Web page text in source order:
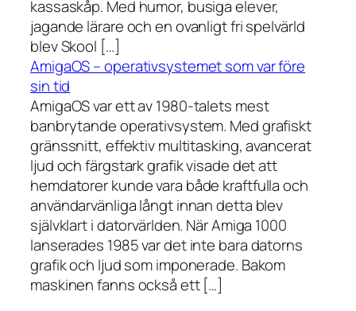
kassaskåp. Med humor, busiga elever,
jagande lärare och en ovanligt fri spelvärld
blev Skool […]
AmigaOS – operativsystemet som var före
sin tid
AmigaOS var ett av 1980-talets mest
banbrytande operativsystem. Med grafiskt
gränssnitt, effektiv multitasking, avancerat
ljud och färgstark grafik visade det att
hemdatorer kunde vara både kraftfulla och
användarvänliga långt innan detta blev
självklart i datorvärlden. När Amiga 1000
lanserades 1985 var det inte bara datorns
grafik och ljud som imponerade. Bakom
maskinen fanns också ett […]